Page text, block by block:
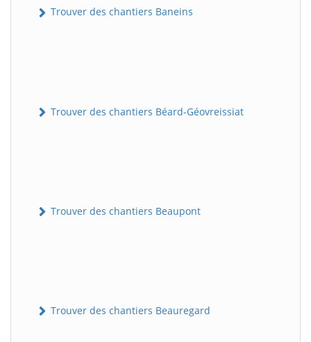
Trouver des chantiers Baneins
Trouver des chantiers Béard-Géovreissiat
Trouver des chantiers Beaupont
Trouver des chantiers Beauregard